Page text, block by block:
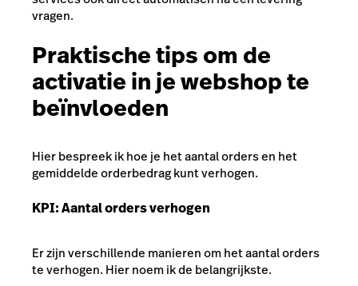
vragen.
Praktische tips om de
activatie in je webshop te
beïnvloeden
Hier bespreek ik hoe je het aantal orders en het
gemiddelde orderbedrag kunt verhogen.
KPI: Aantal orders verhogen
Er zijn verschillende manieren om het aantal orders
te verhogen. Hier noem ik de belangrijkste.